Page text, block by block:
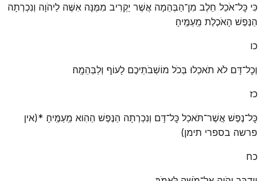
כִּי כׇּל־אֹכֵל חֵלֶב מִן־הַבְּהֵמָה אֲשֶׁר יַקְרִיב מִמֶּנָּה אִשֶּׁה לַיהֹוָה וְנִכְרְתָה
הַנֶּפֶשׁ הָאֹכֶלֶת מֵֽעַמֶּֽיהָ׃
כו
וְכׇל־דָּם לֹא תֹאכְלוּ בְּכֹל מוֹשְׁבֹתֵיכֶם לָעוֹף וְלַבְּהֵמָֽה׃
כז
כׇּל־נֶפֶשׁ אֲשֶׁר־תֹּאכַל כׇּל־דָּם וְנִכְרְתָה הַנֶּפֶשׁ הַהִוא מֵֽעַמֶּֽיהָ׃ *(אין
פרשה בספרי תימן)
כח